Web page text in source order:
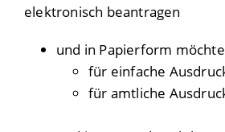
elektronisch beantragen
und in Papierform
für einfache
für amtliche